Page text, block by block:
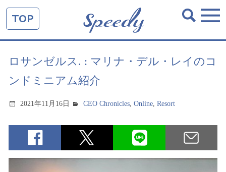
TOP
ロサンゼルス. : マリナ・デル・レイのコ
ンドミニアム紹介
2021年11月16日 CEO Chronicles,Online,Resort